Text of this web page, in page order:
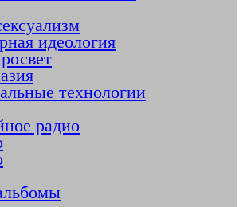
идеология
технологии
радио